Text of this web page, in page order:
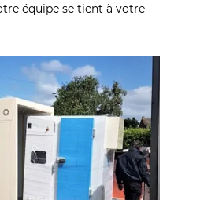
équipe se tient à votre